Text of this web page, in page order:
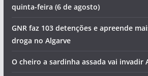
quinta-feira (6 de agosto)
GNR faz 103 detenções e apreende
droga no Algarve
O cheiro a sardinha assada vai invadir